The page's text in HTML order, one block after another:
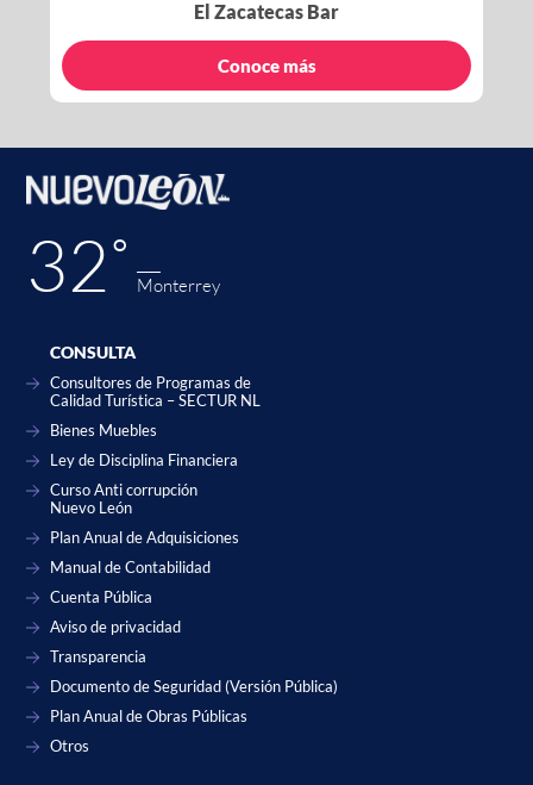
El Zacatecas Bar
Conoce más
32˚ Monterrey
CONSULTA
Consultores de Programas de
Calidad Turística – SECTUR NL
Bienes Muebles
Ley de Disciplina Financiera
Curso Anti corrupción
Nuevo León
Plan Anual de Adquisiciones
Manual de Contabilidad
Cuenta Pública
Aviso de privacidad
Transparencia
Documento de Seguridad (Versión Pública)
Plan Anual de Obras Públicas
Otros